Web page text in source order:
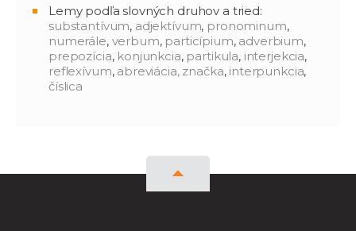
Lemy podľa slovných druhov a tried:
substantívum, adjektívum, pronominum,
numerále, verbum, particípium, adverbium,
prepozícia, konjunkcia, partikula, interjekcia,
reflexívum, abreviácia, značka, interpunkcia,
číslica